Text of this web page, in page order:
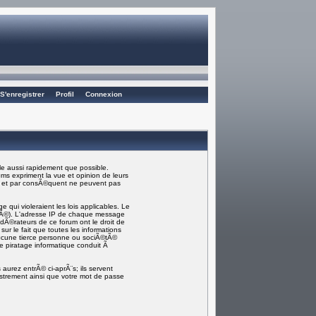
S'enregistrer Profil Connexion
aussi rapidement que possible.
expriment la vue et opinion de leurs
par consÃ©quent ne peuvent pas
qui violeraient les lois applicables. Le
L'adresse IP de chaque message
de ce forum ont le droit de
le fait que toutes les informations
tierce personne ou sociÃ©tÃ©
piratage informatique conduit Ã
entrÃ© ci-aprÃ¨s; ils servent
ainsi que votre mot de passe